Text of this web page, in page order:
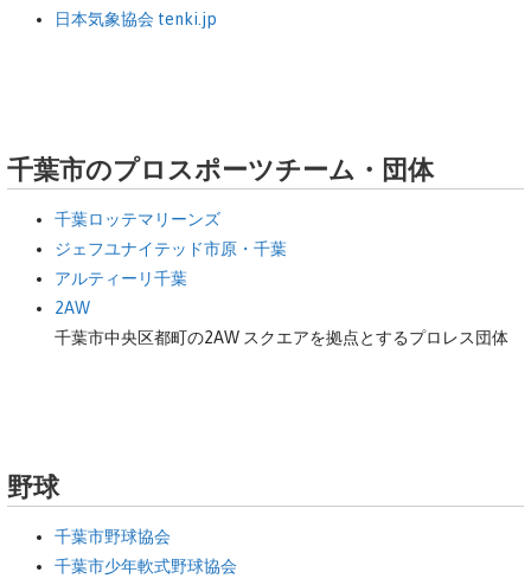
日本気象協会 tenki.jp
千葉市のプロスポーツチーム・団体
千葉ロッテマリーンズ
ジェフユナイテッド市原・千葉
アルティーリ千葉
2AW
千葉市中央区都町の2AW スクエアを拠点とするプロレス団体
野球
千葉市野球協会
千葉市少年軟式野球協会